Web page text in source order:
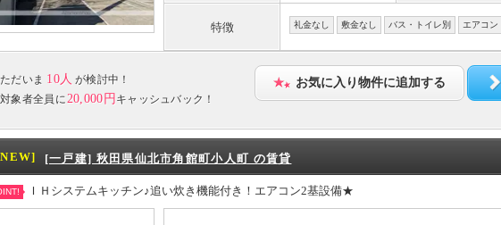
特徴 礼金なし 敷金なし バス・トイレ別 エアコン
ただいま 10人 が検討中！
対象者全員に20,000円 キャッシュバック！
お気に入り物件に追加する
[一戸建] 秋田県仙北市角館町小人町 の賃貸
ＩＨシステムキッチン♪追い炊き機能付き！エアコン2基設備★